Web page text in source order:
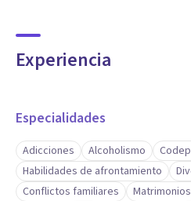
Experiencia
Especialidades
Adicciones Alcoholismo
Habilidades de afrontamiento
Conflictos familiares